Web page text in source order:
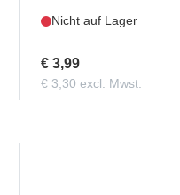
Nicht auf Lager
€ 3,99
€ 3,30 excl. Mwst.